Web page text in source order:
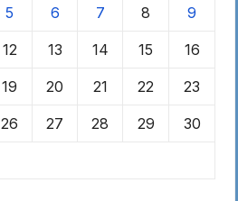
5 6 7 8 9
12 13 14 15 16
19 20 21 22 23
26 27 28 29 30